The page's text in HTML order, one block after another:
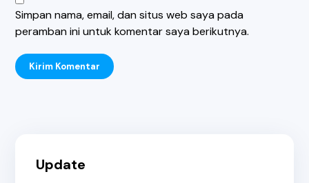
Simpan nama, email, dan situs web saya pada
peramban ini untuk komentar saya berikutnya.
Kirim Komentar
Update